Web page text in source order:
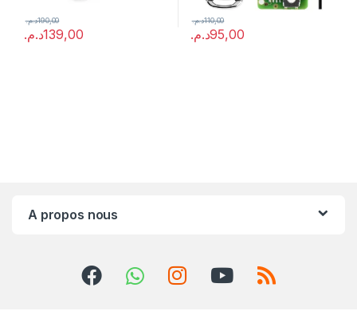
139,00د.م.
190,00د.م.
95,00د.م.
110,00د.م.
A propos nous